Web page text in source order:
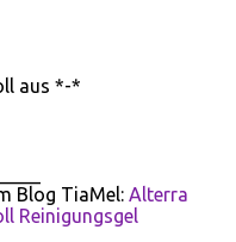
aus *-*
Blog TiaMel: Alterra
Reinigungsgel